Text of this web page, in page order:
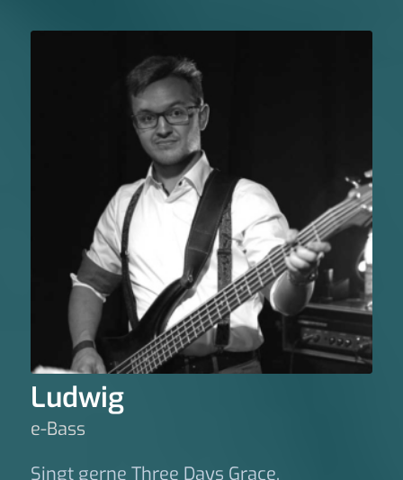
Ludwig
e-Bass
Singt gerne Three Days Grace.